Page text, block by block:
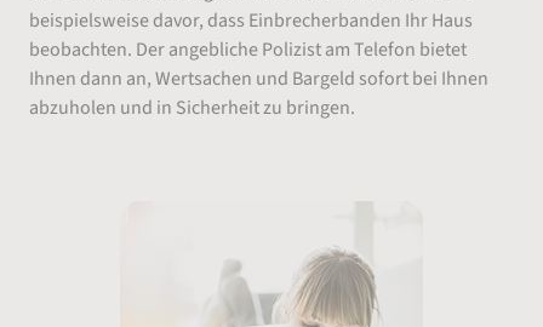
beispielsweise davor, dass Einbrecherbanden Ihr Haus
beobachten. Der angebliche Polizist am Telefon bietet
Ihnen dann an, Wertsachen und Bargeld sofort bei Ihnen
abzuholen und in Sicherheit zu bringen.